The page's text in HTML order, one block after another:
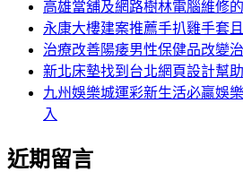
高雄當舖及網路樹林電腦維修
永康大樓建案推薦手扒雞手套
治療改善陽痿男性保健品改變
新北床墊找到台北網頁設計幫
九州娛樂城運彩新生活必贏娛
入
近期留言